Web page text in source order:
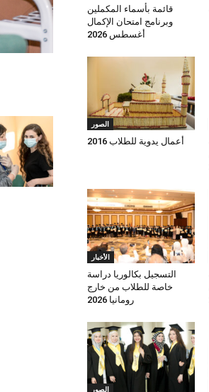
قائمة بأسماء المكملين
وبرنامج امتحان الإكمال
أغسطس 2026
الصور
أعمال يدوية للطلاب 2016
الأخبار
التسجيل بكالوريا دراسة
خاصة للطلاب من خارج
رومانيا 2026
الصور